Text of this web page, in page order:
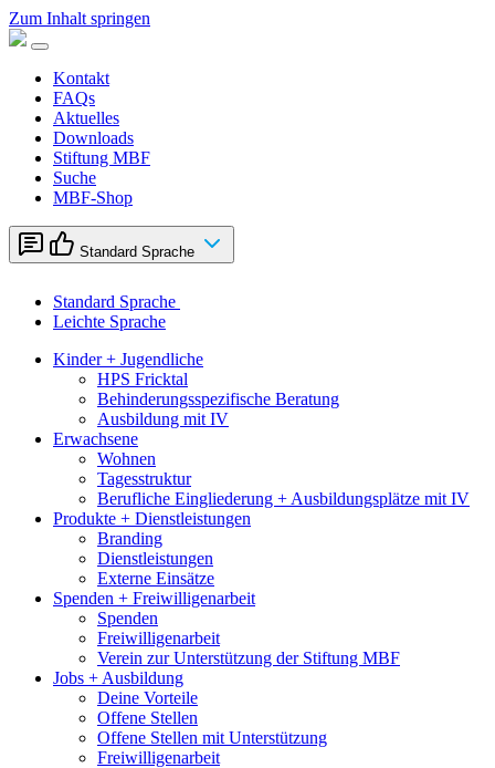
Zum Inhalt springen
Kontakt
FAQs
Aktuelles
Downloads
Stiftung MBF
Suche
MBF-Shop
Standard Sprache
Standard Sprache
Leichte Sprache
Kinder + Jugendliche
HPS Fricktal
Behinderungsspezifische Beratung
Ausbildung mit IV
Erwachsene
Wohnen
Tagesstruktur
Berufliche Eingliederung + Ausbildungsplätze mit IV
Produkte + Dienstleistungen
Branding
Dienstleistungen
Externe Einsätze
Spenden + Freiwilligenarbeit
Spenden
Freiwilligenarbeit
Verein zur Unterstützung der Stiftung MBF
Jobs + Ausbildung
Deine Vorteile
Offene Stellen
Offene Stellen mit Unterstützung
Freiwilligenarbeit